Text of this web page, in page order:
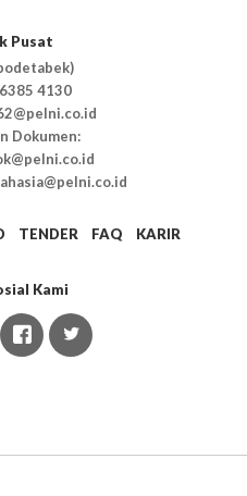
Pusat
4130
Dokumen:
TENDER FAQ KARIR
Kami